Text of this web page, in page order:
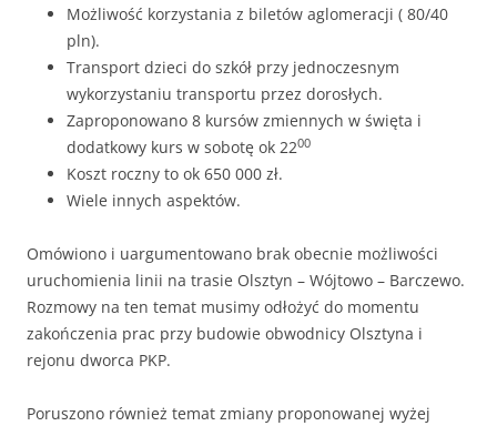
Możliwość korzystania z biletów aglomeracji ( 80/40
pln).
Transport dzieci do szkół przy jednoczesnym
wykorzystaniu transportu przez dorosłych.
Zaproponowano 8 kursów zmiennych w święta i
dodatkowy kurs w sobotę ok 2200
Koszt roczny to ok 650 000 zł.
Wiele innych aspektów.
Omówiono i uargumentowano brak obecnie możliwości
uruchomienia linii na trasie Olsztyn – Wójtowo – Barczewo.
Rozmowy na ten temat musimy odłożyć do momentu
zakończenia prac przy budowie obwodnicy Olsztyna i
rejonu dworca PKP.
Poruszono również temat zmiany proponowanej wyżej